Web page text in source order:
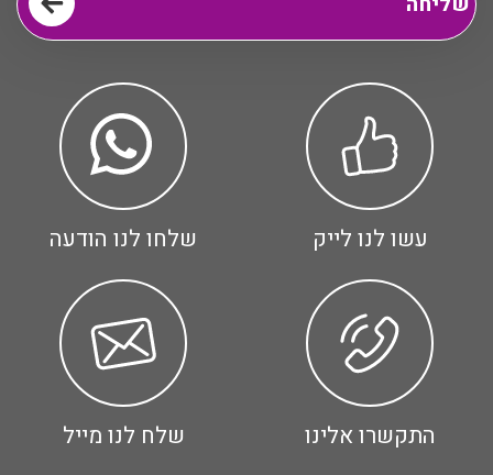
עשו לנו לייק שלחו לנו הודעה
התקשרו אלינו שלח לנו מייל